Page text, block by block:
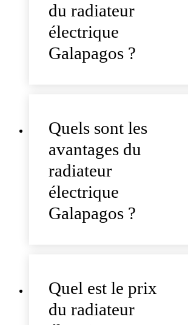
du radiateur
électrique
Galapagos ?
Quels sont les
avantages du
radiateur
électrique
Galapagos ?
Quel est le prix
du radiateur